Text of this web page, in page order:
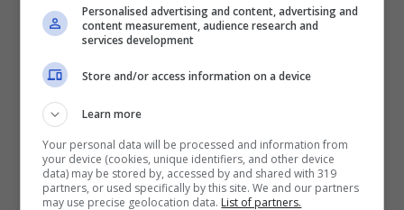
Questo è solo ilprimo passo verso la
totale eliminazione della plasticadai suoi
prodotti di pulizia per bambini. Il prossimo
anno il famoso marchiò lancerà imballaggi
riciclabili al 100% su tutta la sua
produzione, consentendo di riciclare i
Personalised advertising and content, advertising and
content measurement, audience research and
services development
Store and/or access information on a device
Learn more
Your personal data will be processed and information from
your device (cookies, unique identifiers, and other device
data) may be stored by, accessed by and shared with 319
partners, or used specifically by this site. We and our partners
may use precise geolocation data. List of partners.